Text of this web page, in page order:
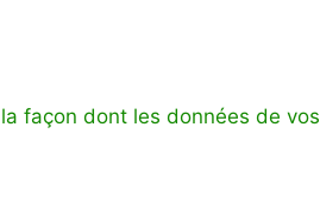
façon dont les données de vos